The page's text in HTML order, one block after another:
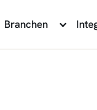
Branchen